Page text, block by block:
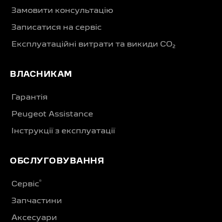
Замовити консультацію
Записатися на сервіс
Експлуатаційні витрати та викиди CO₂
ВЛАСНИКАМ
Гарантія
Peugeot Assistance
Інструкції з експлуатації
ОБСЛУГОВУВАННЯ
Сервіс®
Запчастини
Аксесуари